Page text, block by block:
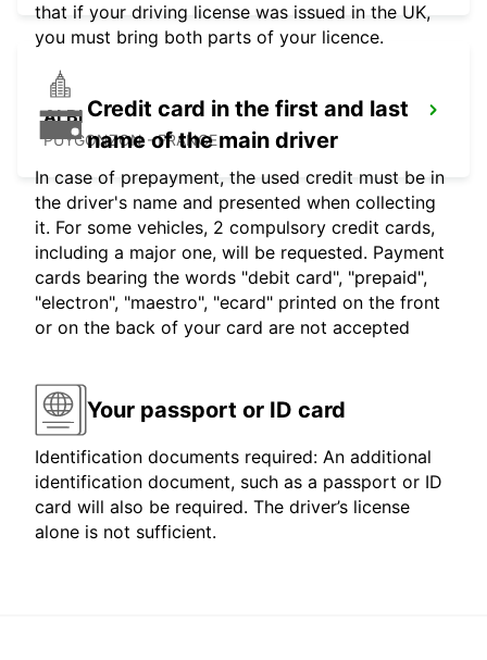
ALBI
PUYGONZON - FRANCE
that if your driving license was issued in the UK,
you must bring both parts of your licence.
Credit card in the first and last
name of the main driver
In case of prepayment, the used credit must be in
the driver's name and presented when collecting
it. For some vehicles, 2 compulsory credit cards,
including a major one, will be requested. Payment
cards bearing the words "debit card", "prepaid",
"electron", "maestro", "ecard" printed on the front
or on the back of your card are not accepted
Your passport or ID card
Identification documents required: An additional
identification document, such as a passport or ID
card will also be required. The driver’s license
alone is not sufficient.